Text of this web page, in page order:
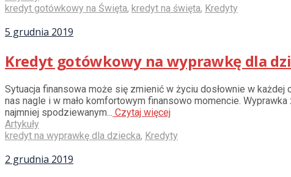
kredyt gotówkowy na Święta, kredyt na święta, Kredyty
5 grudnia 2019
Kredyt gotówkowy na wyprawkę dla
Sytuacja finansowa może się zmienić w życiu dosłownie w
nas nagle i w mało komfortowym finansowo momencie.
najmniej spodziewanym... Czytaj więcej
Artykuły
kredyt na wyprawkę dla dziecka, Kredyty
2 grudnia 2019